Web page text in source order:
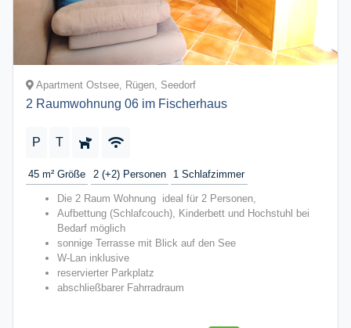
Apartment Ostsee, Rügen, Seedorf
2 Raumwohnung 06 im Fischerhaus
P T
45 m² Größe 2 (+2) Personen 1 Schlafzimmer
Die 2 Raum Wohnung ideal für 2 Personen,
Aufbettung (Schlafcouch), Kinderbett und Hochstuhl bei
Bedarf möglich
sonnige Terrasse mit Blick auf den See
W-Lan inklusive
reservierter Parkplatz
abschließbarer Fahrradraum